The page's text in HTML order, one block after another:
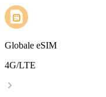
Globale eSIM
4G/LTE